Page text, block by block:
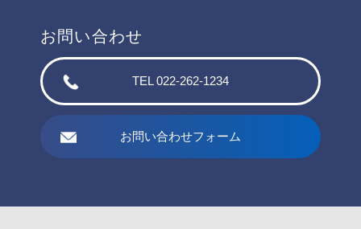
お問い合わせ
TEL 022-262-1234
お問い合わせフォーム